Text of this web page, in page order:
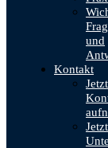
und
Kontakt
Jetzt